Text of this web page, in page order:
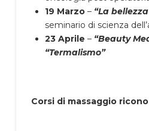
19 Marzo – “La
seminario di scienza
23 Aprile – “Beauty
“Termalismo”
Corsi di massaggio